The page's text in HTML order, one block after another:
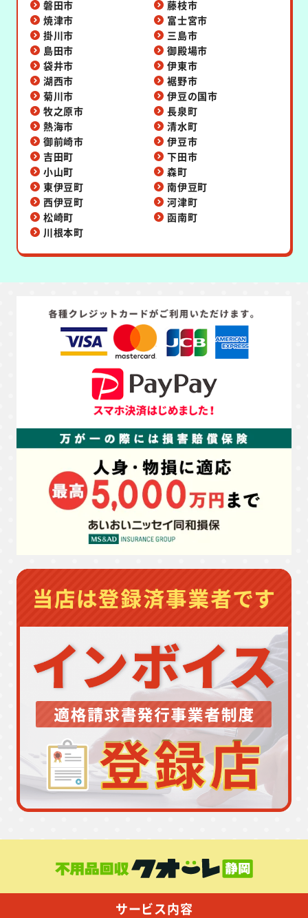
磐田市
藤枝市
焼津市
富士宮市
掛川市
三島市
島田市
御殿場市
袋井市
伊東市
湖西市
裾野市
菊川市
伊豆の国市
牧之原市
長泉町
熱海市
清水町
御前崎市
伊豆市
吉田町
下田市
小山町
森町
東伊豆町
南伊豆町
西伊豆町
河津町
松崎町
函南町
川根本町
サービス内容